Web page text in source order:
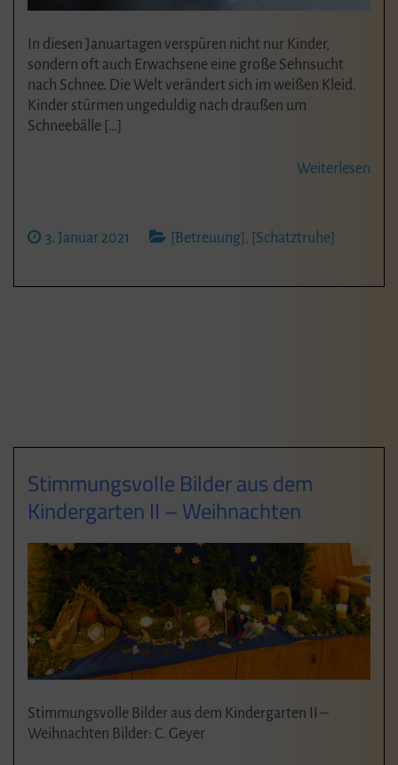
In diesen Januartagen verspüren nicht nur Kinder,
sondern oft auch Erwachsene eine große Sehnsucht
nach Schnee. Die Welt verändert sich im weißen Kleid.
Kinder stürmen ungeduldig nach draußen um
Schneebälle […]
Weiterlesen
3. Januar 2021 [Betreuung] , [Schatztruhe]
Stimmungsvolle Bilder aus dem
Kindergarten II – Weihnachten
Stimmungsvolle Bilder aus dem Kindergarten II –
Weihnachten Bilder: C. Geyer